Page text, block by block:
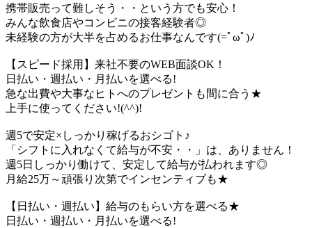
携帯販売って難しそう・・という方でも安心！
みんな飲食店やコンビニの接客経験者◎
未経験の方が大半を占めるお仕事なんです(=ﾟωﾟ)ﾉ
【スピード採用】来社不要のWEB面談OK！
日払い・週払い・月払いを選べる!
急な出費や大事なヒトへのプレゼントも間に合う★
上手に使ってください!(^^)!
週5で安定×しっかり稼げるおシゴト♪
「シフトに入れなくて給与が不安・・」は、ありません！
週5日しっかり働けて、安定して給与が払われます◎
月給25万～頑張り次第でインセンティブも★
【日払い・週払い】給与のもらい方を選べる★
日払い・週払い・月払いを選べる!